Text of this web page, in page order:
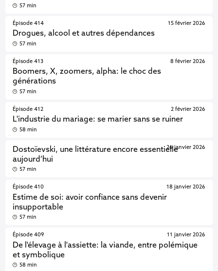
57 min
Épisode 414
Drogues, alcool et autres dépendances
15 février 2026
57 min
Épisode 413
Boomers, X, zoomers, alpha: le choc des
générations
8 février 2026
57 min
Épisode 412
L'industrie du mariage: se marier sans se ruiner
2 février 2026
58 min
Dostoïevski, une littérature encore essentielle
aujourd’hui
26 janvier 2026
57 min
Épisode 410
Estime de soi: avoir confiance sans devenir
insupportable
18 janvier 2026
57 min
Épisode 409
De l'élevage à l'assiette: la viande, entre polémique
et symbolique
11 janvier 2026
58 min